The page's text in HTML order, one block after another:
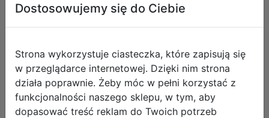
19,88 zł
DO KOSZYKA
Galeria zdjęć
Dostosowujemy się do Ciebie
Strona wykorzystuje ciasteczka, które zapisują się
w przeglądarce internetowej. Dzięki nim strona
działa poprawnie. Żeby móc w pełni korzystać z
funkcjonalności naszego sklepu, w tym, aby
dopasować treść reklam do Twoich potrzeb